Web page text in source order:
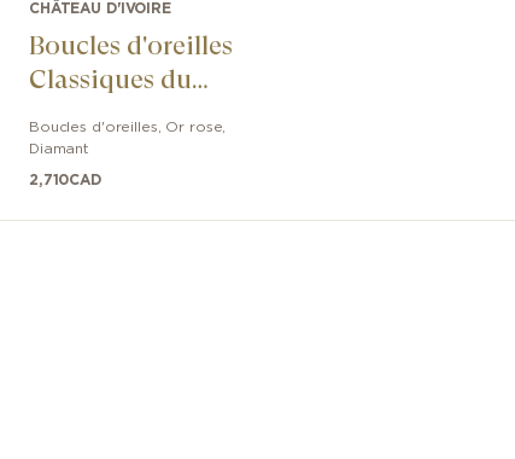
CHÂTEAU D'IVOIRE
Boucles d'oreilles
Classiques du
Boucles d'oreilles Or rose
Diamant
2,710CAD